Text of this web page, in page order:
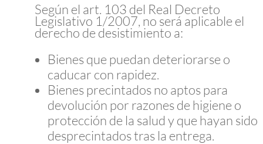
Según el art. 103 del Real Decreto
Legislativo 1/2007, no será aplicable el
derecho de desistimiento a:
Bienes que puedan deteriorarse o
caducar con rapidez.
Bienes precintados no aptos para
devolución por razones de higiene o
protección de la salud y que hayan sido
desprecintados tras la entrega.